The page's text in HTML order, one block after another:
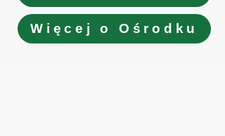
Więcej o Ośrodku